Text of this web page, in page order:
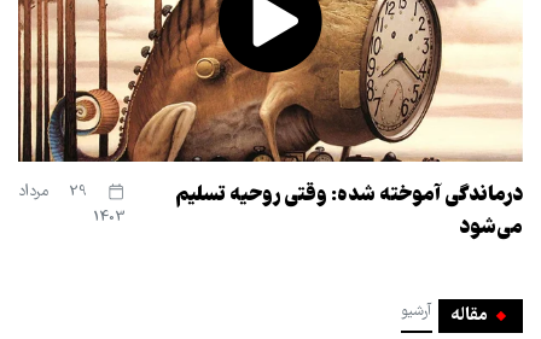
درماندگی آموخته شده: وقتی روحیه تسلیم
می‌شود
29 مرداد
1403
مقاله آرشیو